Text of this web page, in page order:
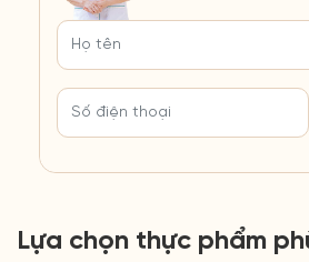
Lựa chọn thực phẩm